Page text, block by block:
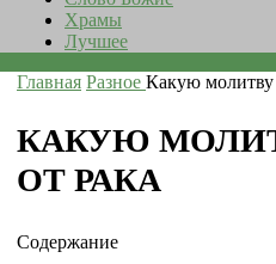
Храмы
Лучшее
Главная Разное Какую молитву
КАКУЮ
ОТ РАКА
Содержание